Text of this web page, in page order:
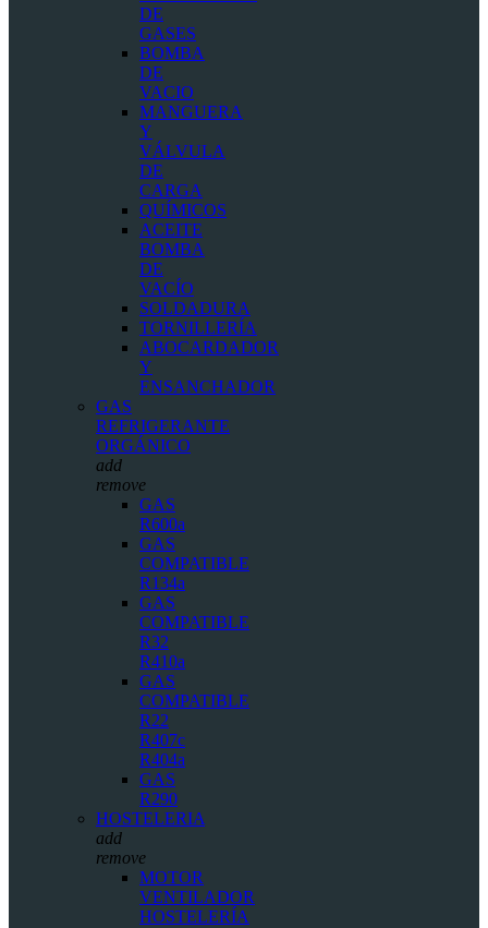
DE
GASES
BOMBA
DE
VACIO
MANGUERA
Y
VÁLVULA
DE
CARGA
QUÍMICOS
ACEITE
BOMBA
DE
VACÍO
SOLDADURA
TORNILLERÍA
ABOCARDADOR
Y
ENSANCHADOR
GAS
REFRIGERANTE
ORGÁNICO
add
remove
GAS
R600a
GAS
COMPATIBLE
R134a
GAS
COMPATIBLE
R32
R410a
GAS
COMPATIBLE
R22
R407c
R404a
GAS
R290
HOSTELERIA
add
remove
MOTOR
VENTILADOR
HOSTELERÍA